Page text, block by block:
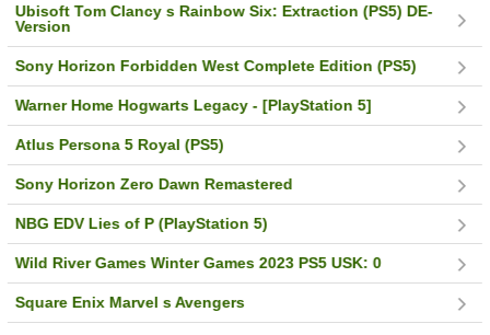
Ubisoft Tom Clancy s Rainbow Six: Extraction (PS5) DE-
Version
Sony Horizon Forbidden West Complete Edition (PS5)
Warner Home Hogwarts Legacy - [PlayStation 5]
Atlus Persona 5 Royal (PS5)
Sony Horizon Zero Dawn Remastered
NBG EDV Lies of P (PlayStation 5)
Wild River Games Winter Games 2023 PS5 USK: 0
Square Enix Marvel s Avengers